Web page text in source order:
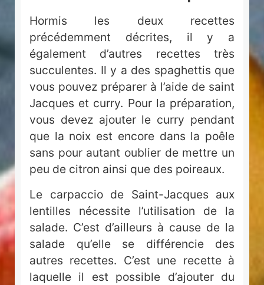
Hormis les deux recettes
précédemment décrites, il y a
également d’autres recettes très
succulentes. Il y a des spaghettis que
vous pouvez préparer à l’aide de saint
Jacques et curry. Pour la préparation,
vous devez ajouter le curry pendant
que la noix est encore dans la poêle
sans pour autant oublier de mettre un
peu de citron ainsi que des poireaux.
Le carpaccio de Saint-Jacques aux
lentilles nécessite l’utilisation de la
salade. C’est d’ailleurs à cause de la
salade qu’elle se différencie des
autres recettes. C’est une recette à
laquelle il est possible d’ajouter du